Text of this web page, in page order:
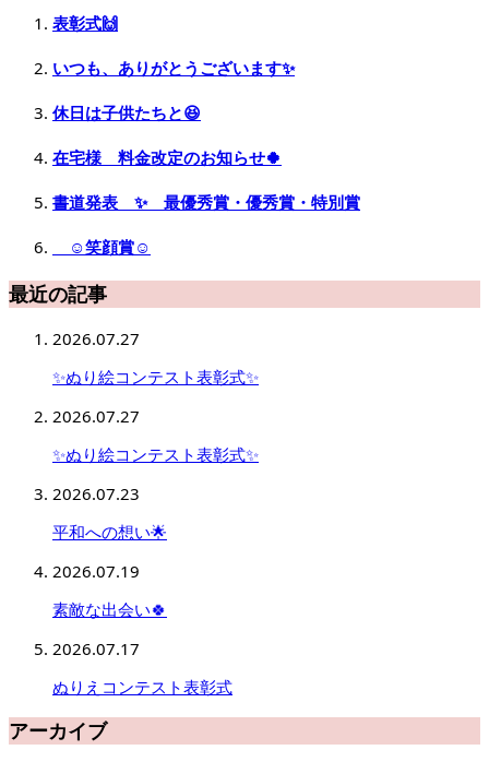
表彰式🙌
いつも、ありがとうございます✨
休日は子供たちと😆
在宅様 料金改定のお知らせ🍀
書道発表 ✨ 最優秀賞・優秀賞・特別賞
☺️笑顔賞☺️
最近の記事
2026.07.27
✨ぬり絵コンテスト表彰式✨
2026.07.27
✨ぬり絵コンテスト表彰式✨
2026.07.23
平和への想い🌟
2026.07.19
素敵な出会い🍀
2026.07.17
ぬりえコンテスト表彰式
アーカイブ